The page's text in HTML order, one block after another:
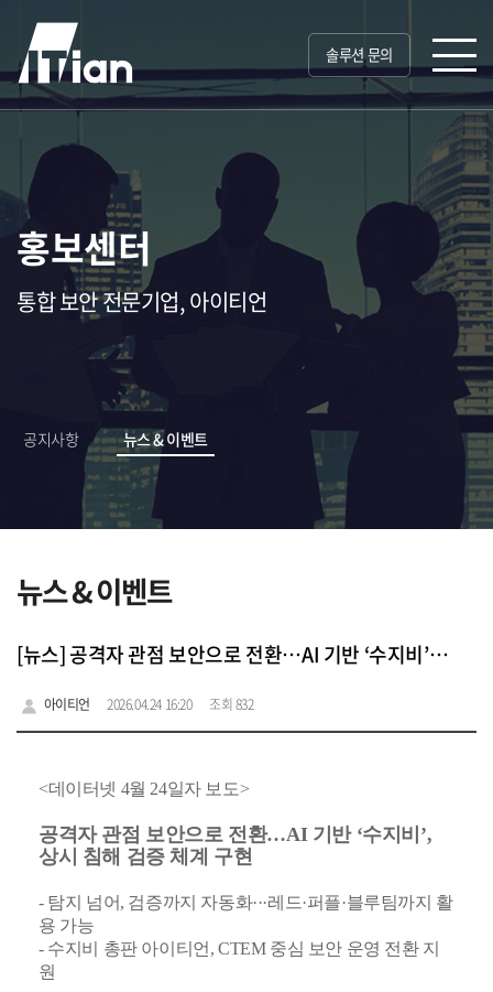
솔루션 문의
홍보센터
통합 보안 전문기업, 아이티언
공지사항 뉴스 & 이벤트
뉴스 & 이벤트
[뉴스] 공격자 관점 보안으로 전환…AI 기반 ‘수지비’, 상시 침해 검증 체계 구현
아이티언 2026.04.24 16:20 조회 832
<데이터넷 4월 24일자 보도>
공격자 관점 보안으로 전환…AI 기반 ‘수지비’,
상시 침해 검증 체계 구현
- 탐지 넘어, 검증까지 자동화···레드·퍼플·블루팀까지 활
용 가능
- 수지비 총판 아이티언, CTEM 중심 보안 운영 전환 지
원